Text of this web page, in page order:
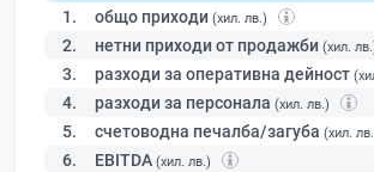
1. общо приходи (хил. лв.)
2. нетни приходи от продажби (хил.
3. разходи за оперативна дейност
4. разходи за персонала (хил. лв.)
5. счетоводна печалба/загуба (хил.
6. EBITDA (хил. лв.)